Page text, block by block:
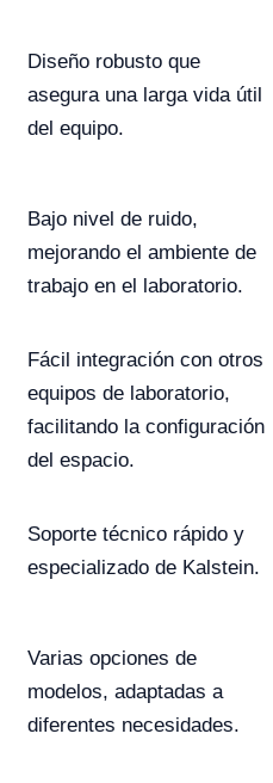
Diseño robusto que
asegura una larga vida útil
del equipo.
Bajo nivel de ruido,
mejorando el ambiente de
trabajo en el laboratorio.
Fácil integración con otros
equipos de laboratorio,
facilitando la configuración
del espacio.
Soporte técnico rápido y
especializado de Kalstein.
Varias opciones de
modelos, adaptadas a
diferentes necesidades.